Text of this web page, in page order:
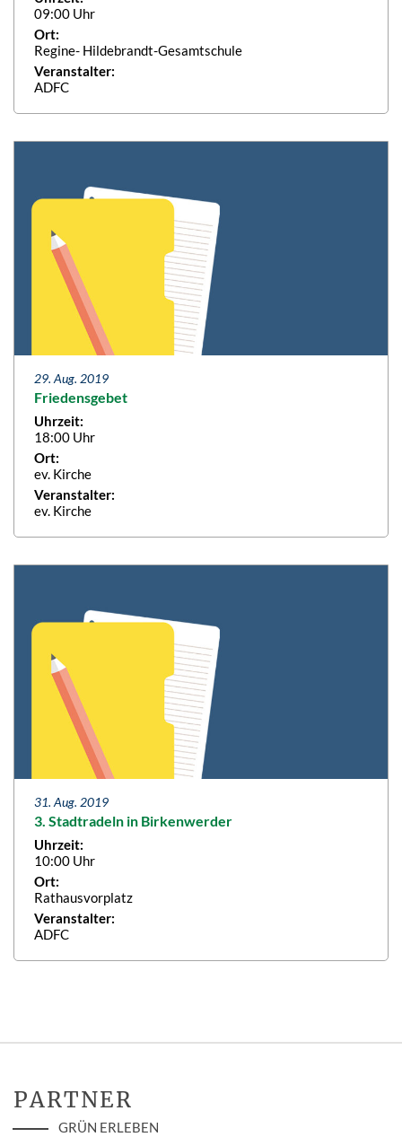
09:00 Uhr
Ort:
Regine- Hildebrandt-Gesamtschule
Veranstalter:
ADFC
29. Aug. 2019
Friedensgebet
Uhrzeit:
18:00 Uhr
Ort:
ev. Kirche
Veranstalter:
ev. Kirche
31. Aug. 2019
3. Stadtradeln in Birkenwerder
Uhrzeit:
10:00 Uhr
Ort:
Rathausvorplatz
Veranstalter:
ADFC
PARTNER
GRÜN ERLEBEN